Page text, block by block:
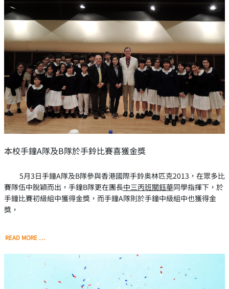
本校手鐘A隊及B隊於手鈴比賽喜獲金獎
5月3日手鐘A隊及B隊參與香港國際手鈴奥林匹克2013，在眾多比
賽隊伍中脫穎而出，手鐘B隊更在團長中三丙班關鈺華同學指揮下，於
手鐘比賽初級組中獲得金獎，而手鐘A隊則於手鐘中級組中也獲得金
獎，
READ MORE …